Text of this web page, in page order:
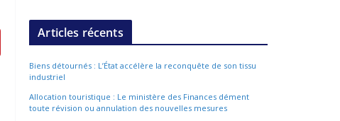
Articles récents
Biens détournés : L’État accélère la reconquête de son tissu
industriel
Allocation touristique : Le ministère des Finances dément
toute révision ou annulation des nouvelles mesures